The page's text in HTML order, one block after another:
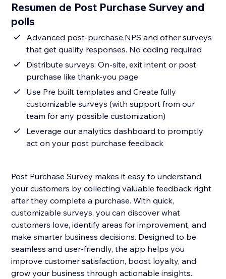
Resumen de Post Purchase Survey and
polls
Advanced post-purchase,NPS and other surveys
that get quality responses. No coding required
Distribute surveys: On-site, exit intent or post
purchase like thank-you page
Use Pre built templates and Create fully
customizable surveys (with support from our
team for any possible customization)
Leverage our analytics dashboard to promptly
act on your post purchase feedback
Post Purchase Survey makes it easy to understand
your customers by collecting valuable feedback right
after they complete a purchase. With quick,
customizable surveys, you can discover what
customers love, identify areas for improvement, and
make smarter business decisions. Designed to be
seamless and user-friendly, the app helps you
improve customer satisfaction, boost loyalty, and
grow your business through actionable insights.